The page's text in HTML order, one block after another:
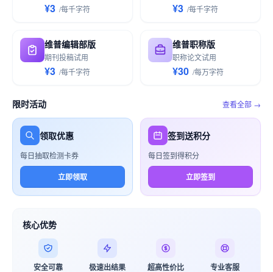
¥3 /每千字符 ¥3 /每千字符
维普编辑部版
期刊投稿试用
¥3 /每千字符
维普职称版
职称论文试用
¥30 /每万字符
限时活动 查看全部 →
领取优惠
每日抽取检测卡券
立即领取
签到送积分
每日签到得积分
立即签到
核心优势
安全可靠 极速出结果 超高性价比 专业客服